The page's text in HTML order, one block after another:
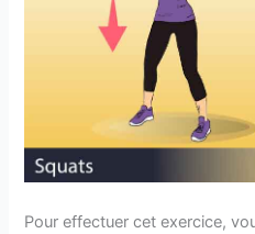
Pour effectuer cet exercice,